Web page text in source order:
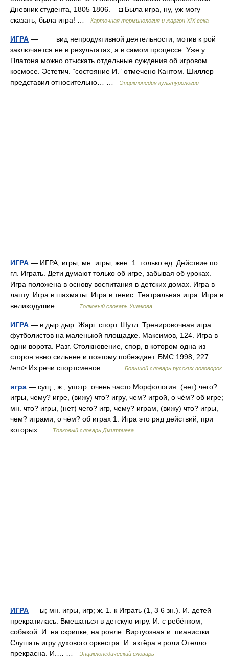
Дневник студента, 1805 1806. ◘ Была игра, ну, уж могу
сказать, была игра! …
Карточная терминология и жаргон XIX века
ИГРА — вид непродуктивной деятельности, мотив к рой
заключается не в результатах, а в самом процессе. Уже у
Платона можно отыскать отдельные суждения об игровом
космосе. Эстетич. “состояние И.” отмечено Кантом. Шиллер
представил относительно… …
Энциклопедия культурологии
ИГРА — ИГРА, игры, мн. игры, жен. 1. только ед. Действие по
гл. Играть. Дети думают только об игре, забывая об уроках.
Игра положена в основу воспитания в детских домах. Игра в
лапту. Игра в шахматы. Игра в тенис. Театральная игра. Игра в
великодушие.… …
Толковый словарь Ушакова
ИГРА — в дыр дыр. Жарг. спорт. Шутл. Тренировочная игра
футболистов на маленькой площадке. Максимов, 124. Игра в
одни ворота. Разг. Столкновение, спор, в котором одна из
сторон явно сильнее и поэтому побеждает. БМС 1998, 227.
/em> Из речи спортсменов.… …
Большой словарь русских поговорок
игра — сущ., ж., употр. очень часто Морфология: (нет) чего?
игры, чему? игре, (вижу) что? игру, чем? игрой, о чём? об игре;
мн. что? игры, (нет) чего? игр, чему? играм, (вижу) что? игры,
чем? играми, о чём? об играх 1. Игра это ряд действий, при
которых …
Толковый словарь Дмитриева
ИГРА — ы; мн. игры, игр; ж. 1. к Играть (1, 3 6 зн.). И. детей
прекратилась. Вмешаться в детскую игру. И. с ребёнком,
собакой. И. на скрипке, на рояле. Виртуозная и. пианистки.
Слушать игру духового оркестра. И. актёра в роли Отелло
прекрасна. И.… …
Энциклопедический словарь